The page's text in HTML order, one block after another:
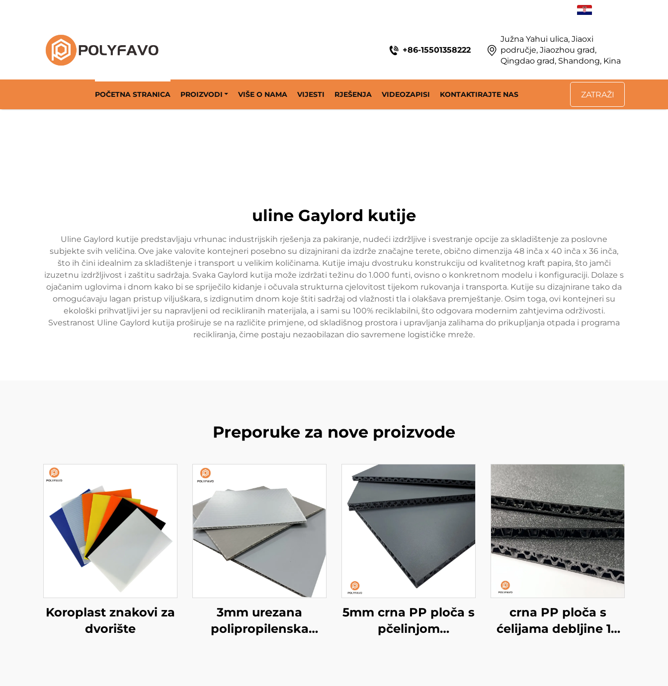
+86-15501358222
Južna Yahui ulica, Jiaoxi
područje, Jiaozhou grad,
Qingdao grad, Shandong, Kina
POČETNA STRANICA PROIZVODI VIŠE O NAMA VIJESTI RJEŠENJA VIDEOZAPISI KONTAKTIRAJTE NAS ZATRAŽI
uline Gaylord kutije
Uline Gaylord kutije predstavljaju vrhunac industrijskih rješenja za pakiranje, nudeći izdržljive i svestranje opcije za skladištenje za poslovne
subjekte svih veličina. Ove jake valovite kontejneri posebno su dizajnirani da izdrže značajne terete, obično dimenzija 48 inča x 40 inča x 36 inča,
što ih čini idealnim za skladištenje i transport u velikim količinama. Kutije imaju dvostruku konstrukciju od kvalitetnog kraft papira, što jamči
izuzetnu izdržljivost i zaštitu sadržaja. Svaka Gaylord kutija može izdržati težinu do 1.000 funti, ovisno o konkretnom modelu i konfiguraciji. Dolaze s
ojačanim uglovima i dnom kako bi se spriječilo kidanje i očuvala strukturna cjelovitost tijekom rukovanja i transporta. Kutije su dizajnirane tako da
omogućavaju lagan pristup viljuškara, s izdignutim dnom koje štiti sadržaj od vlažnosti tla i olakšava premještanje. Osim toga, ovi kontejneri su
ekološki prihvatljivi jer su napravljeni od recikliranih materijala, a i sami su 100% reciklabilni, što odgovara modernim zahtjevima održivosti.
Svestranost Uline Gaylord kutija proširuje se na različite primjene, od skladišnog prostora i upravljanja zalihama do prikupljanja otpada i programa
recikliranja, čime postaju nezaobilazan dio savremene logističke mreže.
Preporuke za nove proizvode
Koroplast znakovi za
dvorište
3mm urezana
polipropilenska
5mm crna PP ploča s
pčelinjom
crna PP ploča s
ćelijama debljine 10